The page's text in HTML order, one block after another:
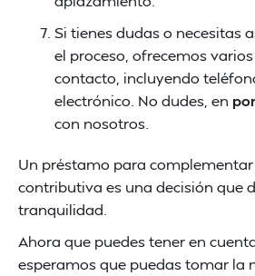
Si tienes dudas o necesitas
el proceso, ofrecemos
contacto, incluyendo
electrónico. No dudes, en
con nosotros.
Un préstamo para
contributiva es una decisión que
tranquilidad.
Ahora que puedes tener en
esperamos que puedas tomar la